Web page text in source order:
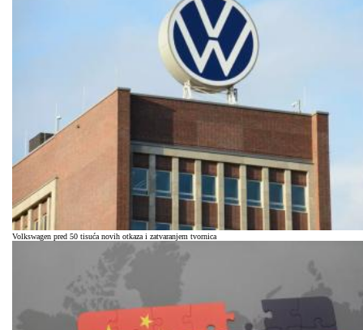
Volkswagen pred 50 tisuća novih otkaza i zatvaranjem tvornica